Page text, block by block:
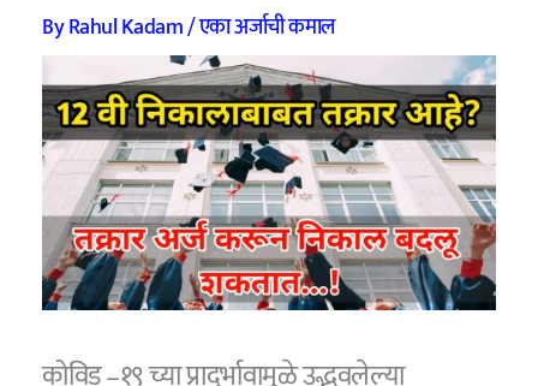
ByRahul Kadam/एका अर्जाची कमाल
कोविड –१९ च्या प्रादुर्भावामुळे उद्भवलेल्या